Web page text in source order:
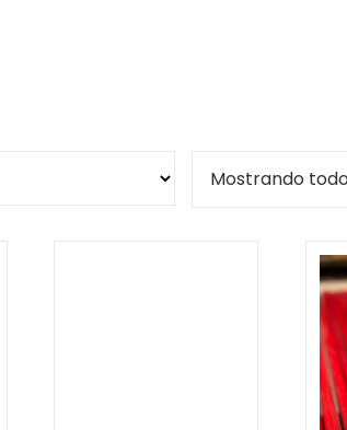
Mostrando